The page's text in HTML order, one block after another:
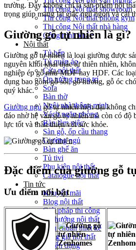
Thi công Nội thất showroom
Thi công Nội thất phòng gym
Thi công Nội thất nhà hàng
Công trình khác
Nội thất
Tủ bếp
Tủ quần áo
Cửa nội thất
Ốp tường trang trí
Sofa
Bàn thờ
Ngôi nhà thông minh
Vách ngăn phòng
Bàn làm việc
Sàn gỗ, ốp cầu thang
Giường ngủ
Bàn ghế ăn
Tủ tivi
Phụ kiện nội thất
Catalogue nội thất
Tin tức
Khuyến mãi
Blog nội thất
Giải pháp thi công
Xu hướng nội thất
Tiêu chuẩn thiết kế
Bảng giá nội thất
Tuyển dụng
trường. Đây không chỉ là sản phẩm nội
trọng giúp mang lại giấc ngủ ngon và cải
Giường gỗ tự nhiên là gì?
Giường gỗ tự nhiên là loại giường được
nguyên khối khai thác từ thiên nhiên,
nghiệp ép gỗ như MDF hay HDF. Các
dụng bao gồm gỗ sồi, gỗ hương, gỗ óc
quý khác.
Giường ngủ gỗ tự nhiên hiện đại không
đáo nhờ hệ vân gỗ tự nhiên mà còn có độ
lực tốt và thân thiện với sức khỏe.
Đặc điểm của giường gỗ
Ưu điểm nổi bật